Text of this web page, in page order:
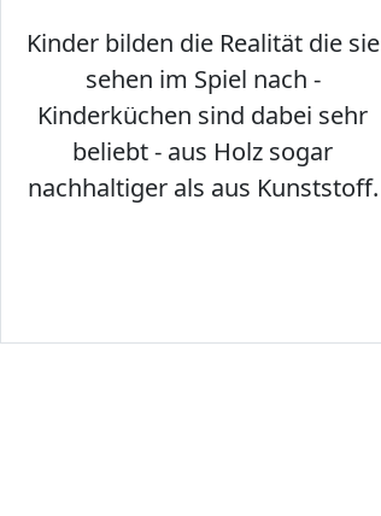
Kinder bilden die Realität die sie
sehen im Spiel nach -
Kinderküchen sind dabei sehr
beliebt - aus Holz sogar
nachhaltiger als aus Kunststoff.